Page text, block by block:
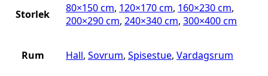
Storlek 80×150 cm, 120×170 cm, 160×230 cm,
200×290 cm, 240×340 cm, 300×400 cm
Rum Hall, Sovrum, Spisestue, Vardagsrum